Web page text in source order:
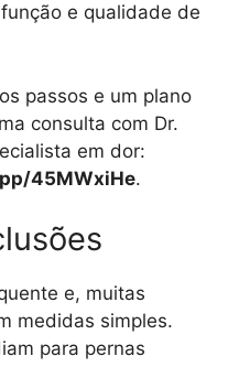
e qualidade de
passos e um plano
consulta com Dr.
em dor:
45MWxiHe.
e, muitas
medidas simples.
para pernas